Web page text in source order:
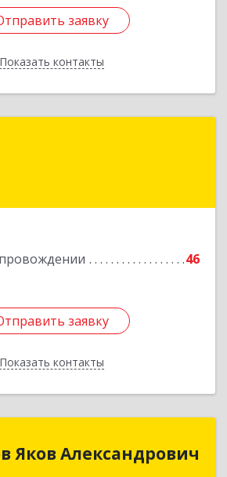
заявку
Показать контакты
заявку
Назад
46
заявку
Показать контакты
заявку
Назад
Яков Александрович